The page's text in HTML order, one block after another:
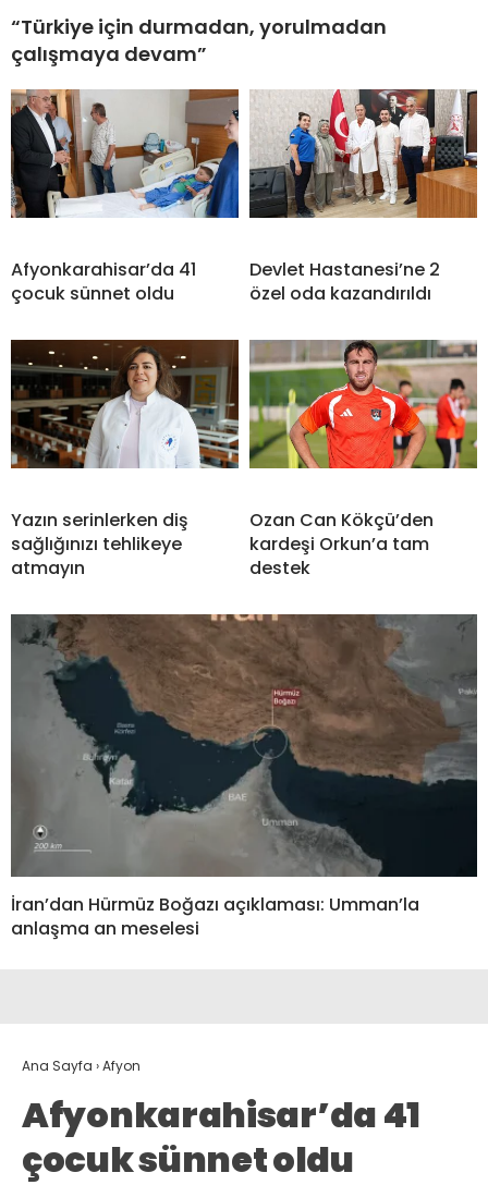
“Türkiye için durmadan, yorulmadan
çalışmaya devam”
Afyonkarahisar’da 41
çocuk sünnet oldu
Devlet Hastanesi’ne 2
özel oda kazandırıldı
Yazın serinlerken diş
sağlığınızı tehlikeye
atmayın
Ozan Can Kökçü’den
kardeşi Orkun’a tam
destek
İran’dan Hürmüz Boğazı açıklaması: Umman’la
anlaşma an meselesi
Ana Sayfa ›Afyon
Afyonkarahisar’da 41
çocuk sünnet oldu